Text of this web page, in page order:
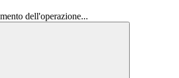
dell'operazione...